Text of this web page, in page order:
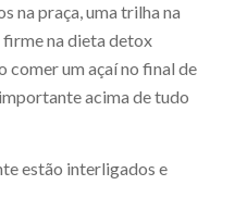
na praça, uma trilha na
na dieta detox
comer um açaí no final de
acima de tudo
estão interligados e